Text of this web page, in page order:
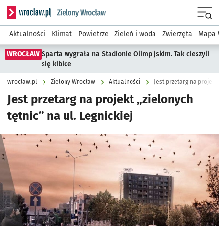
Serwis informacyjny wroclaw.pl podserwis: Środowisko we
Aktualności Klimat Powietrze Zieleń i woda Zwierzęta Mapa
WROCŁAW Sparta wygrała na Stadionie Olimpijskim. Tak cieszyli
się kibice
wroclaw.pl Zielony Wrocław Aktualności Jest przetarg na
Jest przetarg na projekt „zielonych
tętnic” na ul. Legnickiej
Kliknij, aby powiększyć